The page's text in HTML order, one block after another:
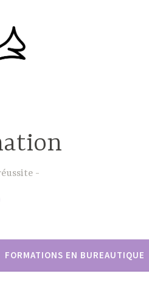
FORMATIONS EN BUREAUTIQUE